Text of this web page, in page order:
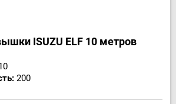
ISUZU ELF 10 метрoв
200